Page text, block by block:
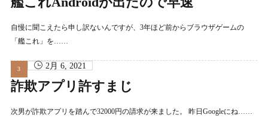
自慢に聞こえたら申し訳ないんですが、3年ほど前からブラウザゲームの
「艦これ」を……
2月 6, 2021
詐欺アプリ許すまじ
次男が詐欺アプリを踏んで32000円の請求が来ました。 昨日Googleにね……